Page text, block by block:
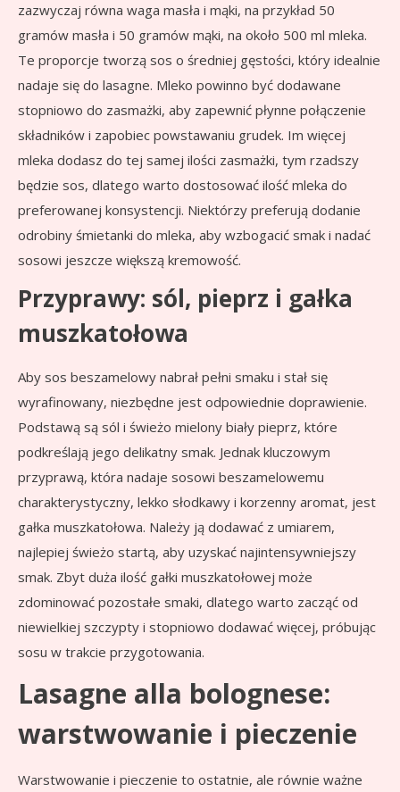
zazwyczaj równa waga masła i mąki, na przykład 50
gramów masła i 50 gramów mąki, na około 500 ml mleka.
Te proporcje tworzą sos o średniej gęstości, który idealnie
nadaje się do lasagne. Mleko powinno być dodawane
stopniowo do zasmażki, aby zapewnić płynne połączenie
składników i zapobiec powstawaniu grudek. Im więcej
mleka dodasz do tej samej ilości zasmażki, tym rzadszy
będzie sos, dlatego warto dostosować ilość mleka do
preferowanej konsystencji. Niektórzy preferują dodanie
odrobiny śmietanki do mleka, aby wzbogacić smak i nadać
sosowi jeszcze większą kremowość.
Przyprawy: sól, pieprz i gałka
muszkatołowa
Aby sos beszamelowy nabrał pełni smaku i stał się
wyrafinowany, niezbędne jest odpowiednie doprawienie.
Podstawą są sól i świeżo mielony biały pieprz, które
podkreślają jego delikatny smak. Jednak kluczowym
przyprawą, która nadaje sosowi beszamelowemu
charakterystyczny, lekko słodkawy i korzenny aromat, jest
gałka muszkatołowa. Należy ją dodawać z umiarem,
najlepiej świeżo startą, aby uzyskać najintensywniejszy
smak. Zbyt duża ilość gałki muszkatołowej może
zdominować pozostałe smaki, dlatego warto zacząć od
niewielkiej szczypty i stopniowo dodawać więcej, próbując
sosu w trakcie przygotowania.
Lasagne alla bolognese:
warstwowanie i pieczenie
Warstwowanie i pieczenie to ostatnie, ale równie ważne